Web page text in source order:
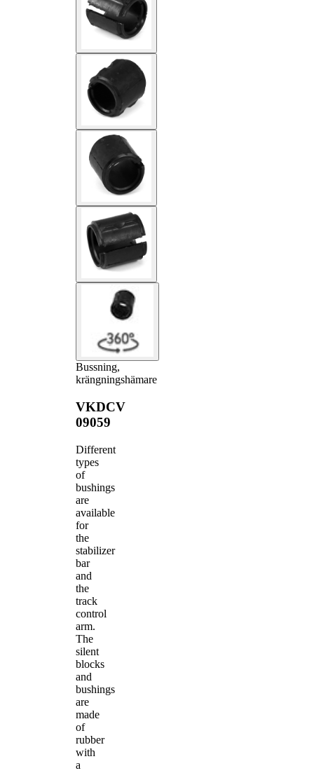
Bussning,
krängningshämare
VKDCV
09059
Different
types
of
bushings
are
available
for
the
stabilizer
bar
and
the
track
control
arm.
The
silent
blocks
and
bushings
are
made
of
rubber
with
a